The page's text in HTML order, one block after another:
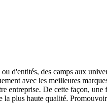
d'entités, des camps aux
avec les meilleures
entreprise. De cette façon,
plus haute qualité.